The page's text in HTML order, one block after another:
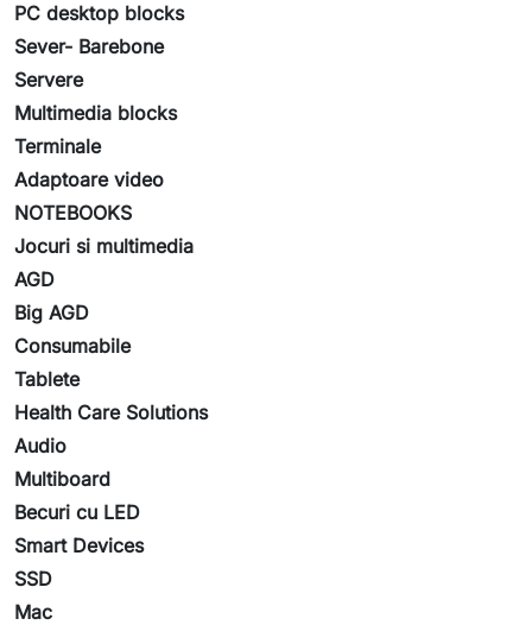
PC desktop blocks
Sever- Barebone
Servere
Multimedia blocks
Terminale
Adaptoare video
NOTEBOOKS
Jocuri si multimedia
AGD
Big AGD
Consumabile
Tablete
Health Care Solutions
Audio
Multiboard
Becuri cu LED
Smart Devices
SSD
Mac